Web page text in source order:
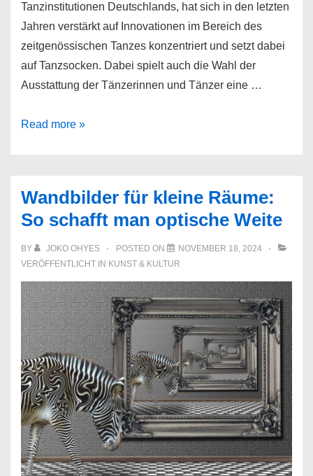
Tanzinstitutionen Deutschlands, hat sich in den letzten
Jahren verstärkt auf Innovationen im Bereich des
zeitgenössischen Tanzes konzentriert und setzt dabei
auf Tanzsocken. Dabei spielt auch die Wahl der
Ausstattung der Tänzerinnen und Tänzer eine …
Neue
Hessisches
Staatsballett
setzt
auf
Tanzsocken
Read more »
Wandbilder für kleine Räume:
So schafft man optische Weite
BY JOKO OHYES POSTED ON
NOVEMBER 18, 2024
VERÖFFENTLICHT IN KUNST & KULTUR